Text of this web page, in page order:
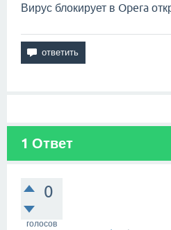
Вирус блокирует в Opera
1 Ответ
0
голосов